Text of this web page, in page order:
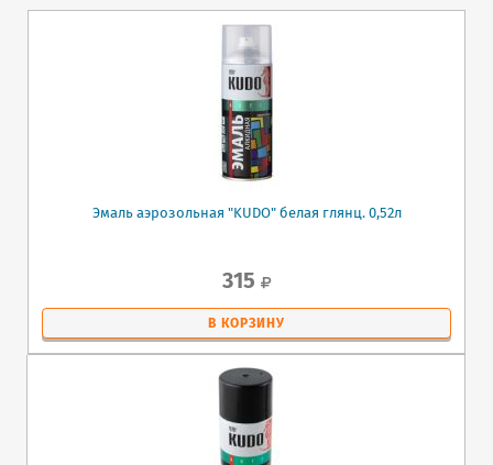
Эмаль аэрозольная "KUDO" белая глянц. 0,52л
315
В КОРЗИНУ